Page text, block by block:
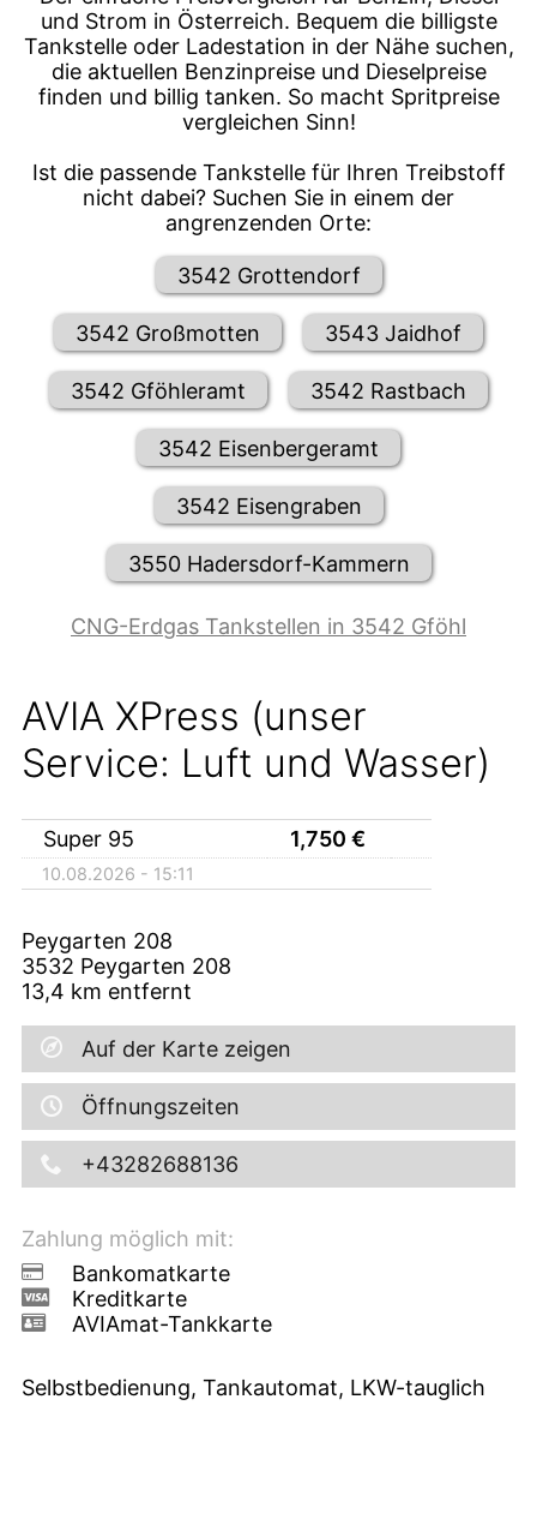
und Strom in Österreich. Bequem die billigste
Tankstelle oder Ladestation in der Nähe suchen,
die aktuellen Benzinpreise und Dieselpreise
finden und billig tanken. So macht Spritpreise
vergleichen Sinn!
Ist die passende Tankstelle für Ihren Treibstoff
nicht dabei? Suchen Sie in einem der
angrenzenden Orte:
3542 Grottendorf
3542 Großmotten 3543 Jaidhof
3542 Gföhleramt 3542 Rastbach
3542 Eisenbergeramt
3542 Eisengraben
3550 Hadersdorf-Kammern
CNG-Erdgas Tankstellen in 3542 Gföhl
AVIA XPress (unser
Service: Luft und Wasser)
Super 95 1,750 €
10.08.2026 - 15:11
Peygarten 208
3532 Peygarten 208
13,4 km entfernt
Auf der Karte zeigen
Öffnungszeiten
+43282688136
Zahlung möglich mit:
Bankomatkarte
Kreditkarte
AVIAmat-Tankkarte
Selbstbedienung, Tankautomat, LKW-tauglich